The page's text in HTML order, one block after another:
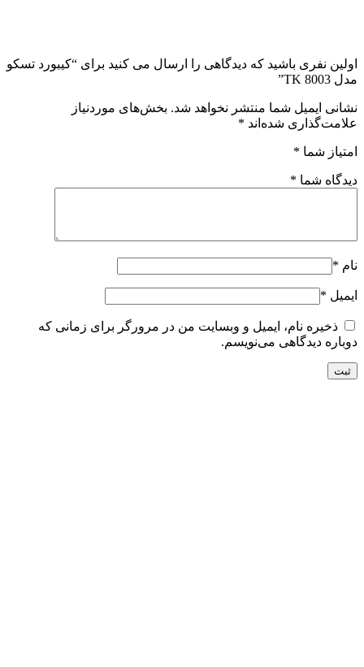
اولین نفری باشید که دیدگاهی را ارسال می کنید برای “کیبورد تسکو
مدل TK 8003”
نشانی ایمیل شما منتشر نخواهد شد. بخش‌های موردنیاز
علامت‌گذاری شده‌اند *
امتیاز شما *
دیدگاه شما *
نام *
ایمیل *
ذخیره نام، ایمیل و وبسایت من در مرورگر برای زمانی که
دوباره دیدگاهی می‌نویسم.